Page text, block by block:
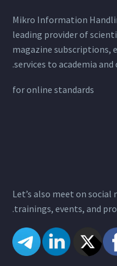
Mikro Information
leading provider of
magazine subscriptions,
services to academia and
foronline standards
Let’s also meet on social
trainings, events, and